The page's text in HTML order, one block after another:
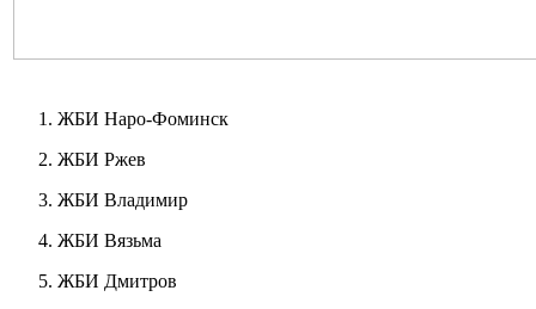
ЖБИ Наро-Фоминск
ЖБИ Ржев
ЖБИ Владимир
ЖБИ Вязьма
ЖБИ Дмитров